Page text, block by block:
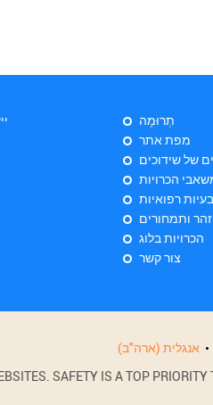
תְרוּמָה
מפת אתר
של שידוכים
הכרויות
רפואיות
ותמחורים
הכרויות בלוג
צור קשר
אנגלית (ארה"ב)
SAFETY IS A TOP